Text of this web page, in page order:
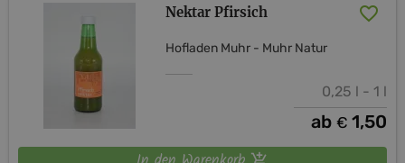
Nektar Pfirsich
Hofladen Muhr - Muhr Natur
0,25 l - 1 l
ab € 1,50